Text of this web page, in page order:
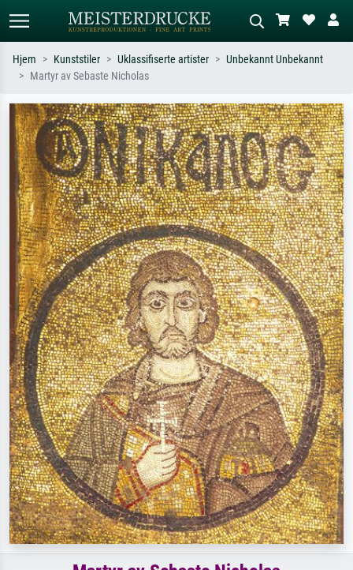
Søk etter kunstner, tittel eller stil – for
eksempel Monet, Stjernenatt,
impresjonisme, Hokusai-bølgen, akt.
Beskriv scenen – for eksempel grønn
eng, abstrakt med mye rødt, mørkt
oljemaleri, stående akt ved et tre.
Hjem Kunststiler Uklassifiserte artister
Unbekannt Unbekannt
Martyr av Sebaste Nicholas